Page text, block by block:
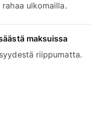
ulkomailla.
maksuissa
riippumatta.